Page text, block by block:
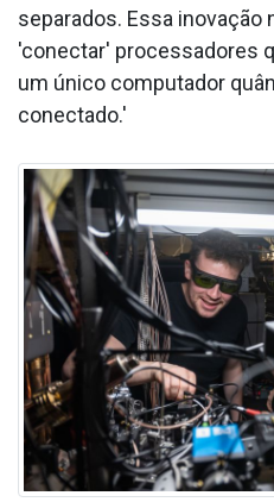
separados. Essa
'conectar' processadores
um único computador
conectado.'